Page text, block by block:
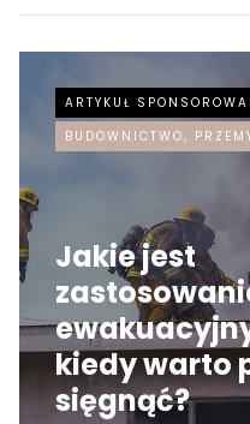
ARTYKUŁ
BUDOWNICTWO,
Jakie jest
kiedy warto
sięgnąć?